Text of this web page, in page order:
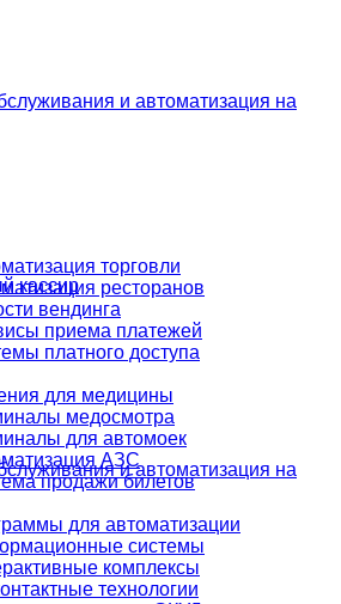
торговли
ресторанов
вендинга
приема платежей
платного доступа
для медицины
медосмотра
для автомоек
АЗС
продажи билетов
для автоматизации
системы
комплексы
технологии